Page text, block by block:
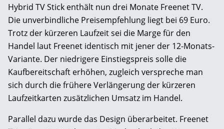
Hybrid TV Stick enthält nun drei Monate Freenet TV.
Die unverbindliche Preisempfehlung liegt bei 69 Euro.
Trotz der kürzeren Laufzeit sei die Marge für den
Handel laut Freenet identisch mit jener der 12-Monats-
Variante. Der niedrigere Einstiegspreis solle die
Kaufbereitschaft erhöhen, zugleich verspreche man
sich durch die frühere Verlängerung der kürzeren
Laufzeitkarten zusätzlichen Umsatz im Handel.
Parallel dazu wurde das Design überarbeitet. Freenet